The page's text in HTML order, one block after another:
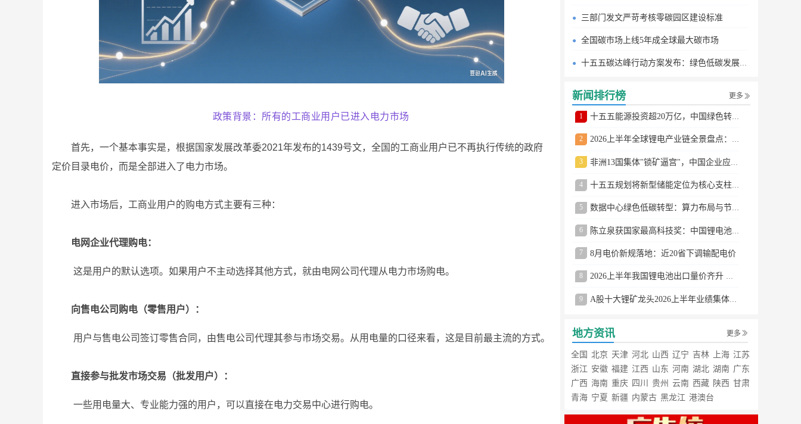
政策背景：所有的工商业用户已进入电力市场
首先，一个基本事实是，根据国家发展改革委2021年发布的1439号文，全国的工商业用户已不再执行传统的政府
定价目录电价，而是全部进入了电力市场。
进入市场后，工商业用户的购电方式主要有三种：
电网企业代理购电：
这是用户的默认选项。如果用户不主动选择其他方式，就由电网公司代理从电力市场购电。
向售电公司购电（零售用户）：
用户与售电公司签订零售合同，由售电公司代理其参与市场交易。从用电量的口径来看，这是目前最主流的方式。
直接参与批发市场交易（批发用户）：
一些用电量大、专业能力强的用户，可以直接在电力交易中心进行购电。
三部门发文严苛考核零碳园区建设标准
全国碳市场上线5年成全球最大碳市场
十五五碳达峰行动方案发布：绿色低碳发展路线图
新闻排行榜 更多
1 十五五能源投资超20万亿，中国绿色转型提速
2 2026上半年全球锂电产业链全景盘点：储能爆发、整车出口高增、材料供需分化
3
4 十五五规划将新型储能定位为核心支柱产业
5 数据中心绿色低碳转型：算力布局与节能技术突破
6
7 8月电价新规落地：近20省下调输配电价
8 2026上半年我国锂电池出口量价齐升 德国成最大市场
9 A股十大锂矿龙头2026上半年业绩集体大涨
地方资讯 更多
全国 北京 天津 河北 山西 辽宁 吉林 上海 江苏
浙江 安徽 福建 江西 山东 河南 湖北 湖南 广东
广西 海南 重庆 四川 贵州 云南 西藏 陕西 甘肃
青海 宁夏 新疆 内蒙古 黑龙江 港澳台